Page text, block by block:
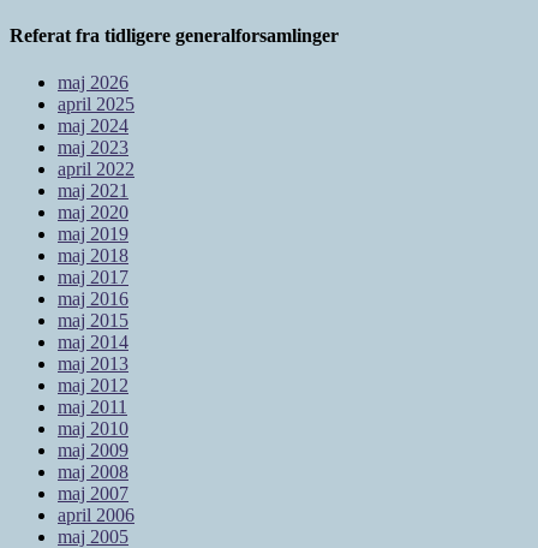
Referat fra tidligere generalforsamlinger
maj 2026
april 2025
maj 2024
maj 2023
april 2022
maj 2021
maj 2020
maj 2019
maj 2018
maj 2017
maj 2016
maj 2015
maj 2014
maj 2013
maj 2012
maj 2011
maj 2010
maj 2009
maj 2008
maj 2007
april 2006
maj 2005